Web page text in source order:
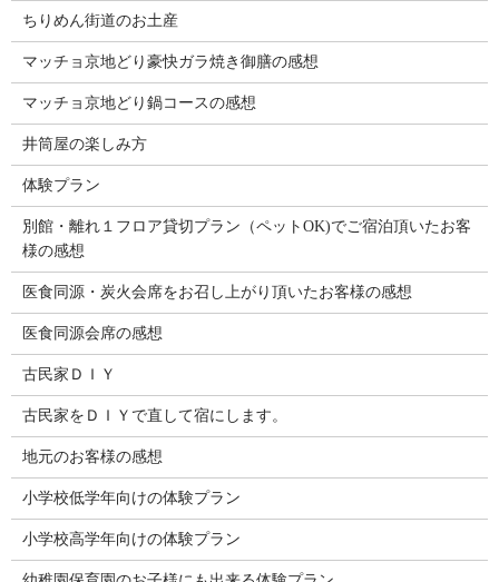
ちりめん街道のお土産
マッチョ京地どり豪快ガラ焼き御膳の感想
マッチョ京地どり鍋コースの感想
井筒屋の楽しみ方
体験プラン
別館・離れ１フロア貸切プラン（ペットOK)でご宿泊頂いたお客
様の感想
医食同源・炭火会席をお召し上がり頂いたお客様の感想
医食同源会席の感想
古民家ＤＩＹ
古民家をＤＩＹで直して宿にします。
地元のお客様の感想
小学校低学年向けの体験プラン
小学校高学年向けの体験プラン